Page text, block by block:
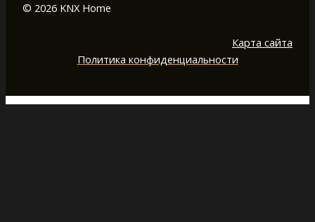
© 2026 KNX Home
Карта сайта
Политика конфиденциальности